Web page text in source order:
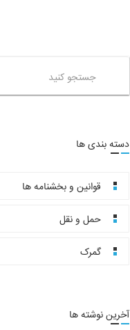
دسته بندی ها
قوانین و بخشنامه ها
حمل و نقل
گمرک
آخرین نوشته ها